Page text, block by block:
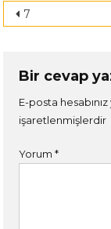
Yazı
7
Bir cevap
E-posta
işaretlenmişlerdir
Yorum*